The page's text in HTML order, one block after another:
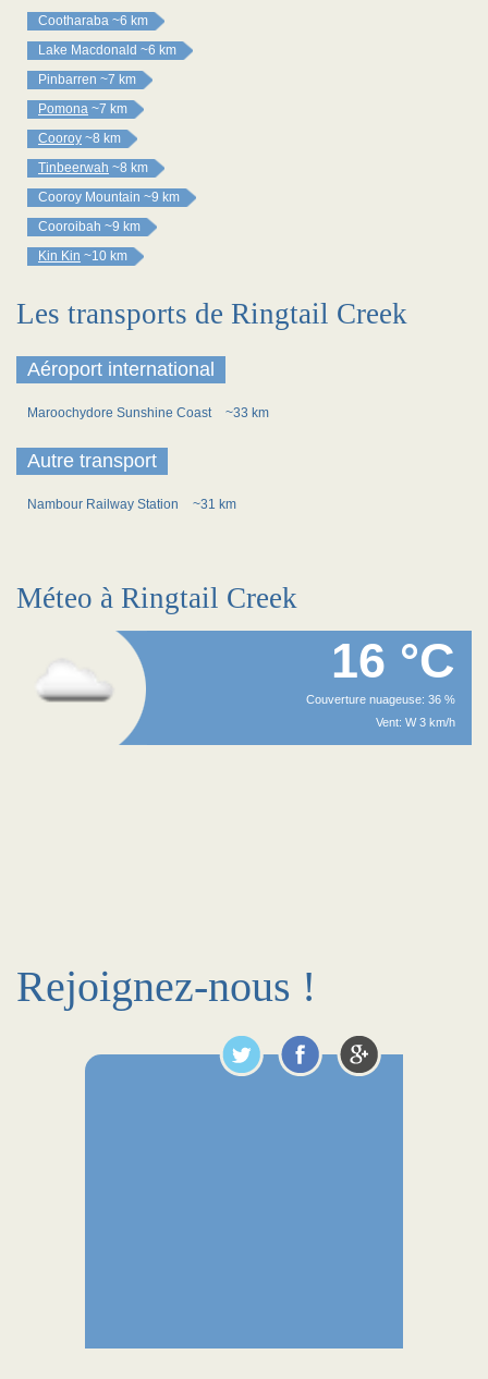
Cootharaba ~6 km
Lake Macdonald ~6 km
Pinbarren ~7 km
Pomona ~7 km
Cooroy ~8 km
Tinbeerwah ~8 km
Cooroy Mountain ~9 km
Cooroibah ~9 km
Kin Kin ~10 km
Les transports de Ringtail Creek
Aéroport international
Maroochydore Sunshine Coast ~33 km
Autre transport
Nambour Railway Station ~31 km
Méteo à Ringtail Creek
16 °C
Couverture nuageuse: 36 %
Vent: W 3 km/h
Rejoignez-nous !